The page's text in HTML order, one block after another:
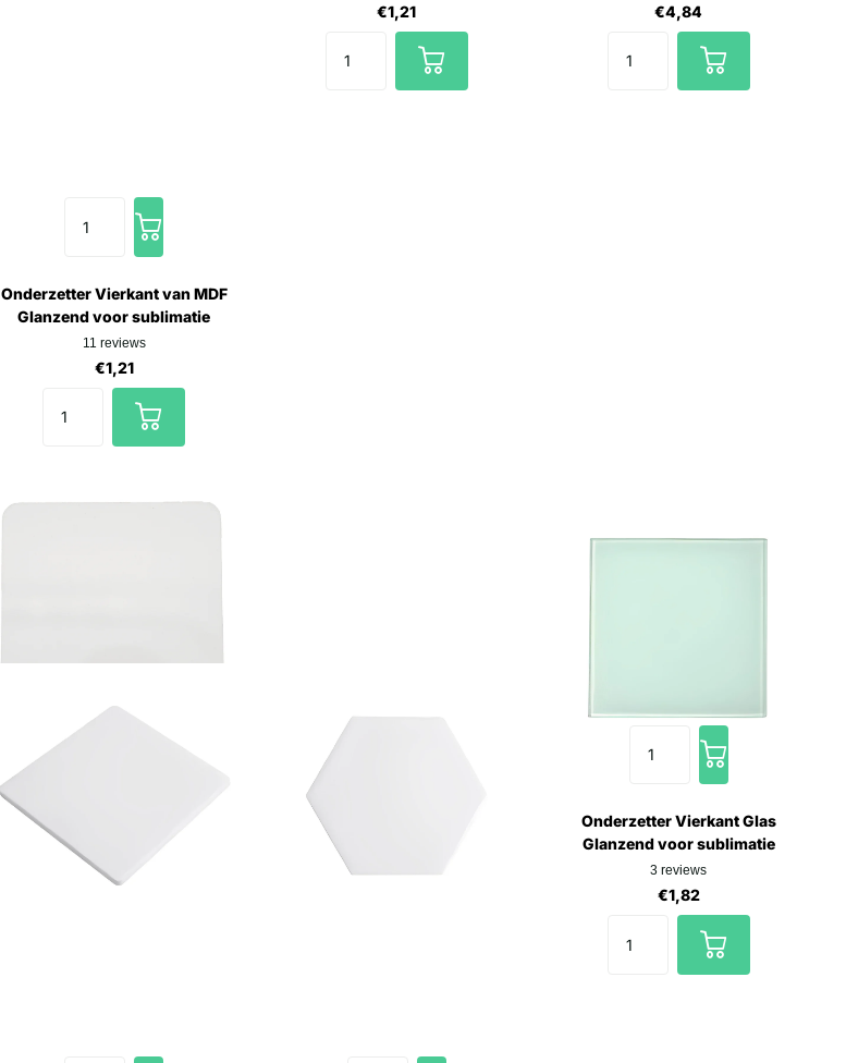
Onderzetter Vierkant van MDF
Glanzend voor sublimatie
11 reviews
€1,21
€1,21
€4,84
Onderzetter Vierkant Glas
Glanzend voor sublimatie
3reviews
€1,82